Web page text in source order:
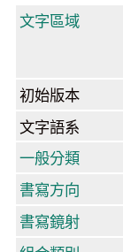
文字區域
初始版本
文字語系
一般分類
書寫方向
書寫鏡射